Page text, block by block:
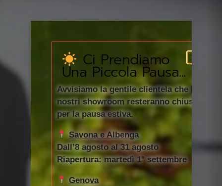
Ci Prendiamo
Una Piccola Pausa...
Avvisiamo la gentile clientela che i
nostri showroom resteranno chiusi
per la pausa estiva.
Savona e Albenga
Dall’8 agosto al 31 agosto
Riapertura: martedì 1° settembre
Genova